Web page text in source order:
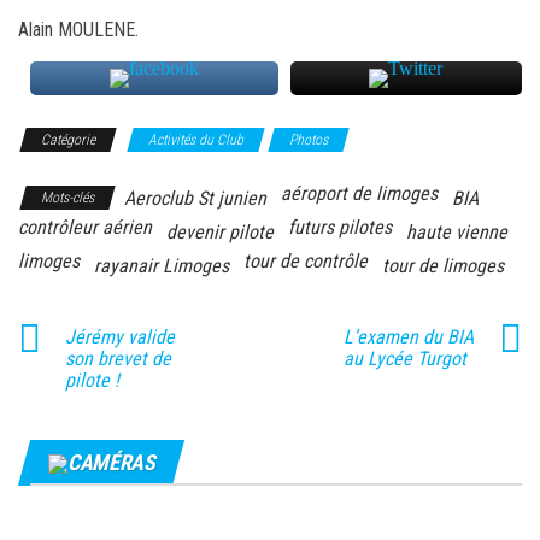
Alain MOULENE.
Catégorie Activités du Club Photos
Mots-clés Aeroclub St junien aéroport de limoges
BIA
contrôleur aérien
devenir pilote futurs pilotes
haute vienne
limoges
rayanair Limoges tour de contrôle tour de limoges
Jérémy valide
son brevet de
pilote !
L’examen du BIA
au Lycée Turgot
CAMÉRAS